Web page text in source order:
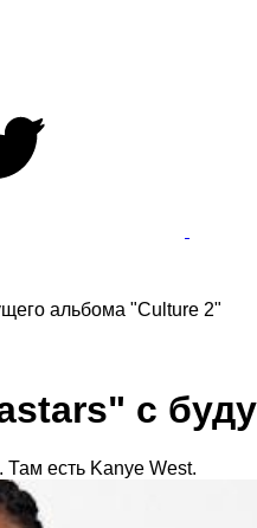
альбома "Culture 2"
с
есть Kanye West.